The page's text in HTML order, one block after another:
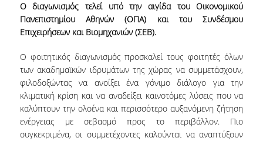
POSTGRADUATE PROGRAMS
THE DOCTORAL PROGRAM
CURRENT PHD HOLDERS
PHD CANDIDATES
RESEARCH SEMINARS
Ο διαγωνισμός τελεί υπό την αιγίδα του Οικονομικού
Πανεπιστημίου Αθηνών(ΟΠΑ) και του Συνδέσμου
Επιχειρήσεων και Βιομηχανιών (ΣΕΒ).
Ο φοιτητικός διαγωνισμός προσκαλεί τους φοιτητές όλων
των ακαδημαϊκών ιδρυμάτων της χώρας να συμμετάσχουν,
φιλοδοξώντας να ανοίξει ένα γόνιμο διάλογο για την
κλιματική κρίση και να αναδείξει καινοτόμες λύσεις που να
καλύπτουν την ολοένα και περισσότερο αυξανόμενη ζήτηση
ενέργειας με σεβασμό προς το περιβάλλον. Πιο
συγκεκριμένα, οι συμμετέχοντες καλούνται να αναπτύξουν